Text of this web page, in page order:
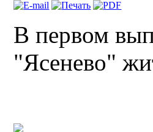
В первом
"Ясенево"